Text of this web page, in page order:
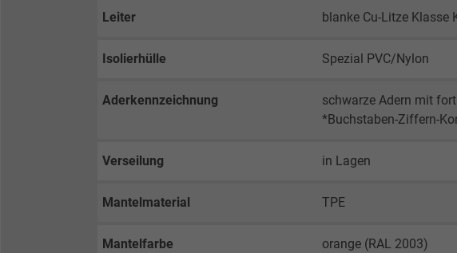
Leiter blanke Cu-Litze Klasse
Isolierhülle Spezial PVC/Nylon
Aderkennzeichnung
schwarze Adern mit
*Buchstaben-Ziffern-
Verseilung in Lagen
Mantelmaterial TPE
Mantelfarbe
orange (RAL 2003)